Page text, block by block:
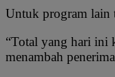
Untuk program lain
“Total yang hari ini
menambah